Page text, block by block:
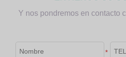
puertos Gigabit son mejores;
Y nos pondremos en contacto
*